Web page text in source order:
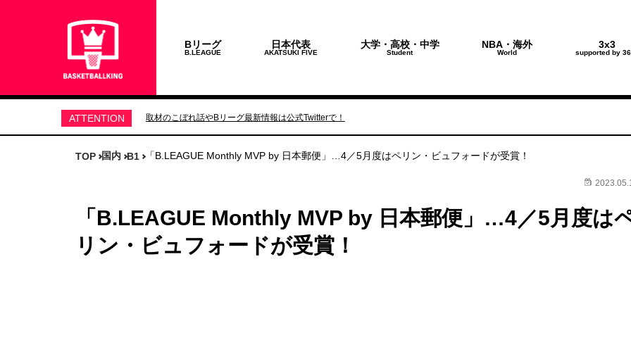
Bリーグ
B.LEAGUE
日本代表
AKATSUKI FIVE
大学・高校・中学
Student
NBA・海外
World
3x3
supported by
ATTENTION 取材のこぼれ話やBリーグ最新情報は公式Twitterで！
TOP 国内 B1 「B.LEAGUE Monthly MVP by 日本郵便」…4／5月度はペリン・ビュフォードが受賞！
「B.LEAGUE Monthly MVP by 日本郵便」…4／5月度は
リン・ビュフォードが受賞！